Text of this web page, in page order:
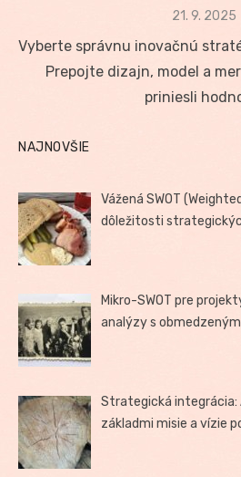
Posted
21. 9. 2025
Vyberte správnu inovačnú
Prepojte dizajn, model a
priniesli
NAJNOVŠIE
Vážená SWOT
dôležitosti
Mikro-SWOT pre
analýzy s
Strategická integrácia:
základmi misie a vízie